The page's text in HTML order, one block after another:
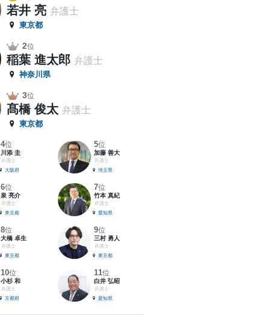
若井 亮 弁護士
東京都
2位
稲葉 進太郎 弁護士
神奈川県
3位
髙橋 俊太 弁護士
東京都
4位
川添 圭
弁護士
大阪府
5位
加藤 善大
弁護士
埼玉県
6位
泉 亮介
弁護士
東京都
7位
竹本 真紀
弁護士
愛知県
8位
大橋 卓生
弁護士
東京都
9位
三村 勇人
弁護士
東京都
10位
小杉 和
弁護士
京都府
11位
白井 弘昭
弁護士
愛知県